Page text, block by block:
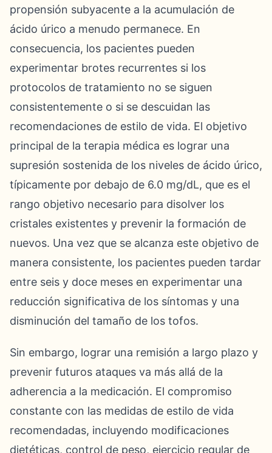
propensión subyacente a la acumulación de
ácido úrico a menudo permanece. En
consecuencia, los pacientes pueden
experimentar brotes recurrentes si los
protocolos de tratamiento no se siguen
consistentemente o si se descuidan las
recomendaciones de estilo de vida. El objetivo
principal de la terapia médica es lograr una
supresión sostenida de los niveles de ácido úrico,
típicamente por debajo de 6.0 mg/dL, que es el
rango objetivo necesario para disolver los
cristales existentes y prevenir la formación de
nuevos. Una vez que se alcanza este objetivo de
manera consistente, los pacientes pueden tardar
entre seis y doce meses en experimentar una
reducción significativa de los síntomas y una
disminución del tamaño de los tofos.
Sin embargo, lograr una remisión a largo plazo y
prevenir futuros ataques va más allá de la
adherencia a la medicación. El compromiso
constante con las medidas de estilo de vida
recomendadas, incluyendo modificaciones
dietéticas, control de peso, ejercicio regular de